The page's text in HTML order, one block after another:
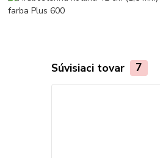
Súvisiaci tovar 7